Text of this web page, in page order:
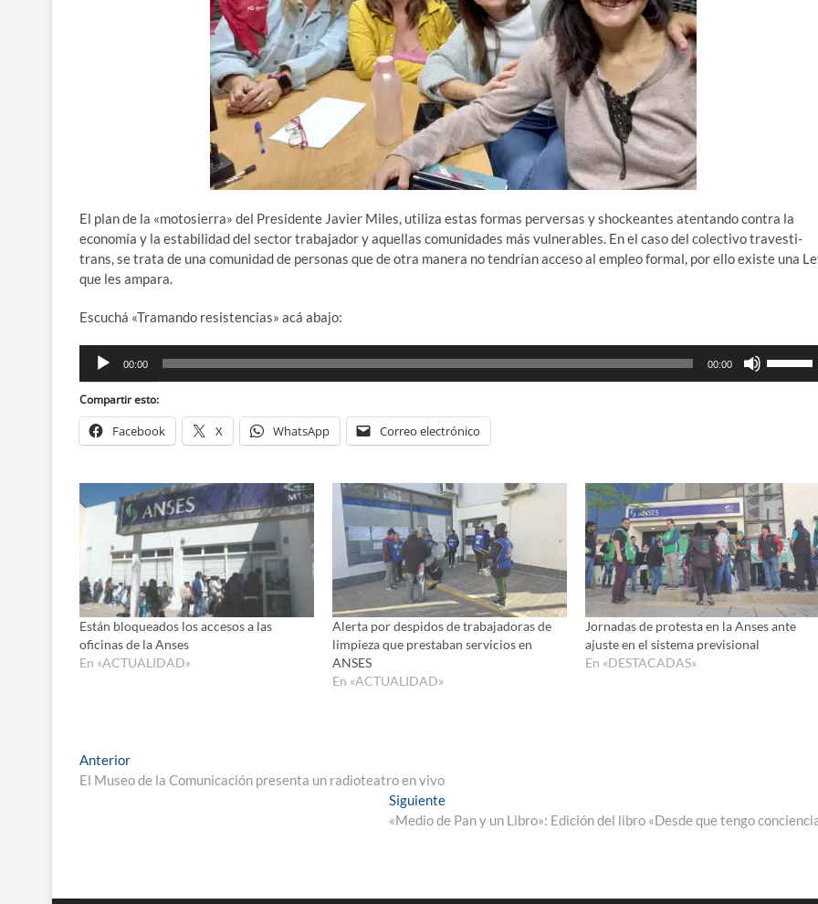
El plan de la «motosierra» del Presidente Javier Miles, utiliza estas formas perversas y shockeantes atentando contra la
economía y la estabilidad del sector trabajador y aquellas comunidades más vulnerables. En el caso del colectivo travesti-
trans, se trata de una comunidad de personas que de otra manera no tendrían acceso al empleo formal, por ello existe una
que les ampara.
Escuchá «Tramando resistencias» acá abajo:
Reproductor
audio
00:00 00:00
aumentar
el
Compartir esto:
Facebook X WhatsApp Correo electrónico
Están bloqueados los accesos a las
oficinas de la Anses
En «ACTUALIDAD»
Alerta por despidos de trabajadoras de
limpieza que prestaban servicios en
ANSES
En «ACTUALIDAD»
Jornadas de protesta en la Anses ante
ajuste en el sistema previsional
En «DESTACADAS»
Navegación
de
AnteriorEntrada
anterior:
El Museo de la Comunicación presenta un radioteatro en vivo
SiguienteEntrada
siguiente:
«Medio de Pan y un Libro»: Edición del libro «Desde que tengo